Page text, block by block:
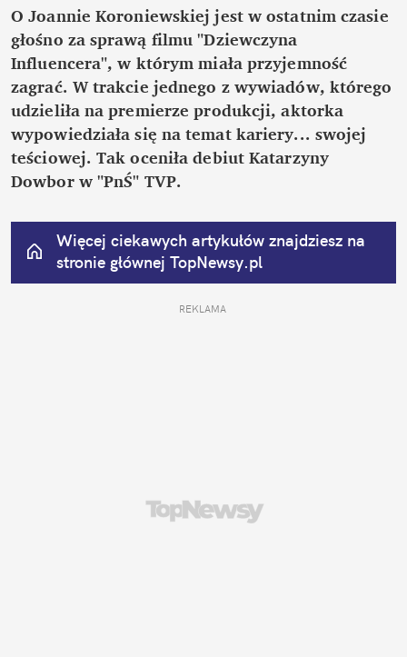
O Joannie Koroniewskiej jest w ostatnim czasie
głośno za sprawą filmu "Dziewczyna
Influencera", w którym miała przyjemność
zagrać. W trakcie jednego z wywiadów, którego
udzieliła na premierze produkcji, aktorka
wypowiedziała się na temat kariery... swojej
teściowej. Tak oceniła debiut Katarzyny
Dowbor w "PnŚ" TVP.
Więcej ciekawych artykułów znajdziesz na
stronie głównej TopNewsy.pl
REKLAMA